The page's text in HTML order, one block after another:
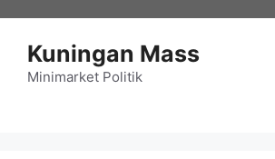
Kuningan Mass
Minimarket Politik